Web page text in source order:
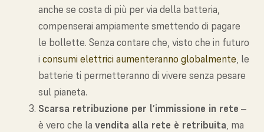
anche se costa di più per via della batteria,
compenserai ampiamente smettendo di pagare
le bollette. Senza contare che, visto che in futuro
i consumi elettrici aumenteranno globalmente, le
batterie ti permetteranno di vivere senza pesare
sul pianeta.
Scarsa retribuzione per l’immissione in rete –
è vero che la vendita alla rete è retribuita, ma